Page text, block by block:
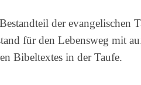
der evangelischen
für den Lebensweg mit
Bibeltextes in der Taufe.